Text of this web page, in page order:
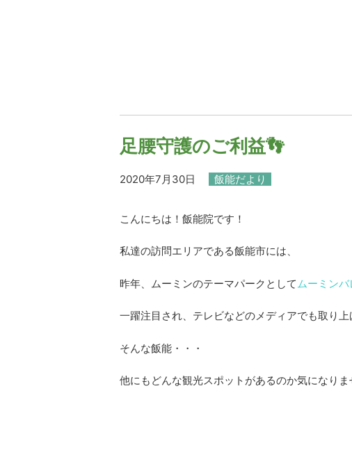
足腰守護のご利益👣
2020年7月30日 飯能だより
こんにちは！飯能院です！
私達の訪問エリアである飯能市には、
昨年、ムーミンのテーマパークとして ムーミン
一躍注目され、テレビなどのメディアでも取り
そんな飯能・・・
他にもどんな観光スポットがあるのか気になり